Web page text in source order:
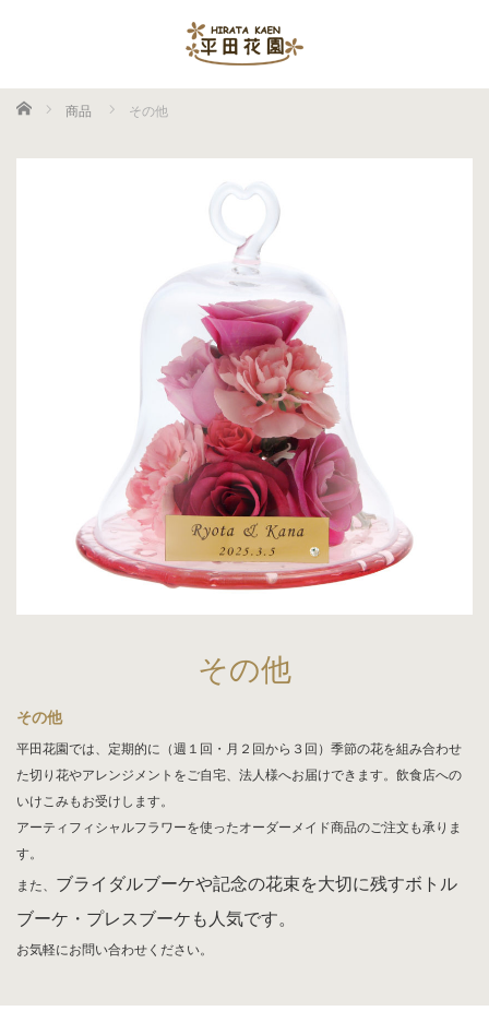
ホーム 商品 その他
その他
その他
平田花園では、定期的に（週１回・月２回から３回）季節の花を組み合わせ
た切り花やアレンジメントをご自宅、法人様へお届けできます。飲食店への
いけこみもお受けします。
アーティフィシャルフラワーを使ったオーダーメイド商品のご注文も承りま
す。
また、 ブライダルブーケや記念の花束を大切に残すボトル
ブーケ・プレスブーケも人気です。
お気軽にお問い合わせください。